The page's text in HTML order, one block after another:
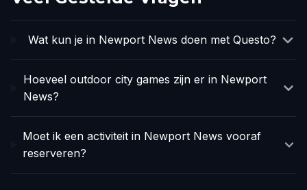
Wat kun je in Newport News doen met Questo?
Hoeveel outdoor city games zijn er in Newport
News?
Moet ik een activiteit in Newport News vooraf
reserveren?